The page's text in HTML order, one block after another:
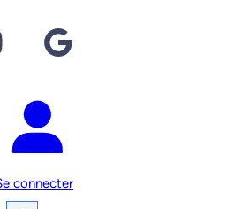
Google
connecter